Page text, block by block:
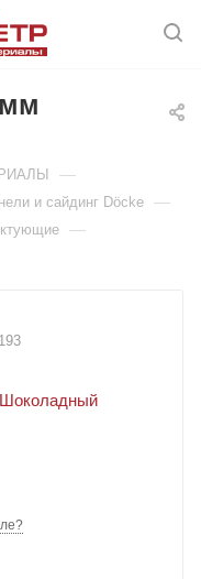
—
и сайдинг Döcke —
—